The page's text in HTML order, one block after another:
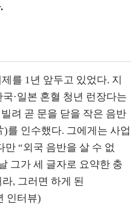
를 1년 앞두고 있었다. 지
·일본 혼혈 청년 런장다는
려 곧 문을 닫을 작은 음반
를 인수했다. 그에게는 사업
“외국 음반을 살 수 없
그가 세 글자로 요약한 충
, 그러면 하게 된
인터뷰)